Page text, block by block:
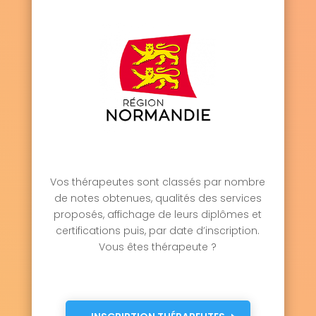
Saint-Martin-de-Blagny 14710
Saint-Martin-de-Fontenay 14320
Saint-Martin-de-la-Lieue 14100
Saint-Martin-de-Mailloc 14100
Saint-Martin-de-Mieux 14700
Saint-Martin-des-Entrées 14400
Saint-Paul-du-Vernay 14490
Saint-Philbert-des-Champs 14130
Saint-Pierre-Azif 14950
Saint-Pierre-Canivet 14700
Saint-Pierre-des-Ifs 14100
Saint-Pierre-du-Mont 14450
Vos thérapeutes sont classés par nombre
de notes obtenues, qualités des services
proposés, affichage de leurs diplômes et
certifications puis, par date d’inscription.
Vous êtes thérapeute ?